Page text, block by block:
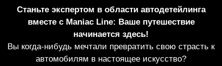
Станьте экспертом в области автодетейлинга
вместе с Maniac Line: Ваше путешествие
начинается здесь!
Вы когда-нибудь мечтали превратить свою страсть к
автомобилям в настоящее искусство?